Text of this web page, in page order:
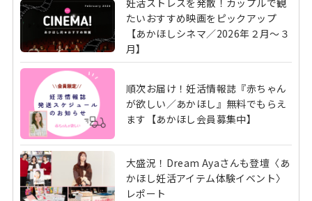
妊活ストレスを発散！カップルで観
たいおすすめ映画をピックアップ
【あかほしシネマ／2026年２月～３
月】
順次お届け！妊活情報誌『赤ちゃん
が欲しい／あかほし』無料でもらえ
ます【あかほし会員募集中】
大盛況！Dream Ayaさんも登壇〈あ
かほし妊活アイテム体験イベント〉
レポート